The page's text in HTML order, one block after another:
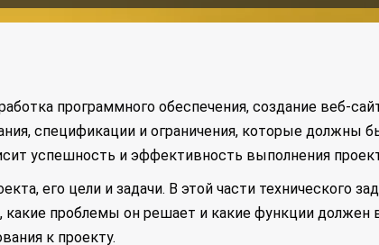
программного обеспечения, создание веб-
спецификации и ограничения, которые должны
успешность и эффективность выполнения
его цели и задачи. В этой части технического
проблемы он решает и какие функции должен
к проекту.